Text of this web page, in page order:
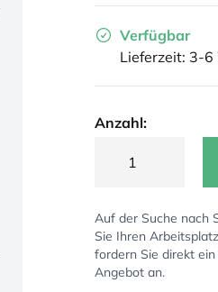
Verfügbar
Lieferzeit: 3-6
Anzahl:
Auf der Suche nach
Sie Ihren
fordern Sie direkt
Angebot an.